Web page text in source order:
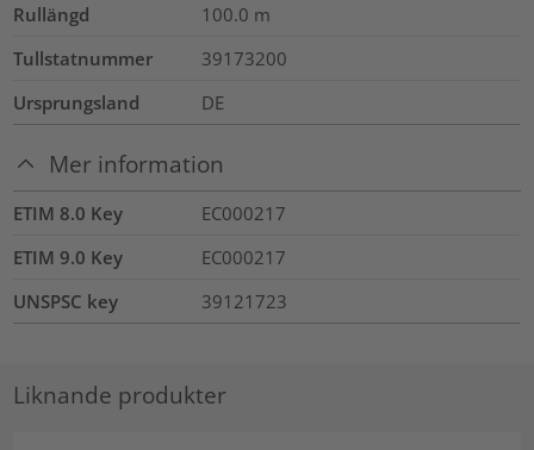
Rullängd
100.0 m
Tullstatnummer
39173200
Ursprungsland
DE
Mer information
ETIM 8.0 Key
EC000217
ETIM 9.0 Key
EC000217
UNSPSC key
39121723
Liknande produkter